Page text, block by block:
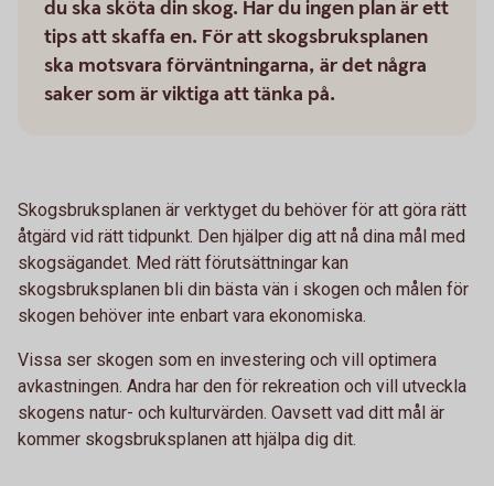
du ska sköta din skog. Har du ingen plan är ett
tips att skaffa en. För att skogsbruksplanen
ska motsvara förväntningarna, är det några
saker som är viktiga att tänka på.
Skogsbruksplanen är verktyget du behöver för att göra rätt
åtgärd vid rätt tidpunkt. Den hjälper dig att nå dina mål med
skogsägandet. Med rätt förutsättningar kan
skogsbruksplanen bli din bästa vän i skogen och målen för
skogen behöver inte enbart vara ekonomiska.
Vissa ser skogen som en investering och vill optimera
avkastningen. Andra har den för rekreation och vill utveckla
skogens natur- och kulturvärden. Oavsett vad ditt mål är
kommer skogsbruksplanen att hjälpa dig dit.